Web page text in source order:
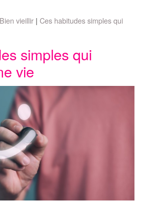
Bien vieillir Ces habitudes simples qui
simples qui
vie